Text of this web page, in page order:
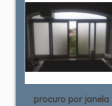
procuro por janela